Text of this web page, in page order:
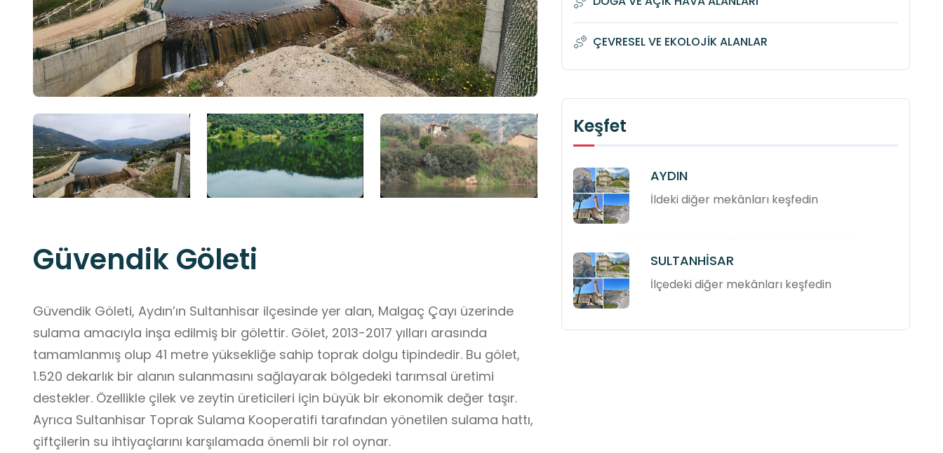
Güvendik Göleti
Güvendik Göleti, Aydın’ın Sultanhisar ilçesinde yer alan, Malgaç Çayı üzerinde
sulama amacıyla inşa edilmiş bir gölettir. Gölet, 2013-2017 yılları arasında
tamamlanmış olup 41 metre yüksekliğe sahip toprak dolgu tipindedir. Bu gölet,
1.520 dekarlık bir alanın sulanmasını sağlayarak bölgedeki tarımsal üretimi
destekler. Özellikle çilek ve zeytin üreticileri için büyük bir ekonomik değer taşır.
Ayrıca Sultanhisar Toprak Sulama Kooperatifi tarafından yönetilen sulama hattı,
çiftçilerin su ihtiyaçlarını karşılamada önemli bir rol oynar.
ÇEVRESEL VE EKOLOJİK ALANLAR
Keşfet
AYDIN
İldeki diğer mekânları keşfedin
SULTANHİSAR
İlçedeki diğer mekânları keşfedin